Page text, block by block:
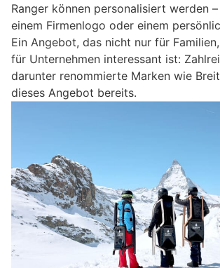
Ranger können personalisiert werden
einem Firmenlogo oder einem
Ein Angebot, das nicht nur für
für Unternehmen interessant ist:
darunter renommierte Marken wie
dieses Angebot bereits.